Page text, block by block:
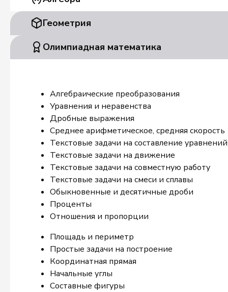
Геометрия
Олимпиадная математика
Алгебраические преобразования
Уравнения и неравенства
Дробные выражения
Среднее арифметическое, средняя скорость
Текстовые задачи на составление уравнений
Текстовые задачи на движение
Текстовые задачи на совместную работу
Текстовые задачи на смеси и сплавы
Обыкновенные и десятичные дроби
Проценты
Отношения и пропорции
Площадь и периметр
Простые задачи на построение
Координатная прямая
Начальные углы
Составные фигуры